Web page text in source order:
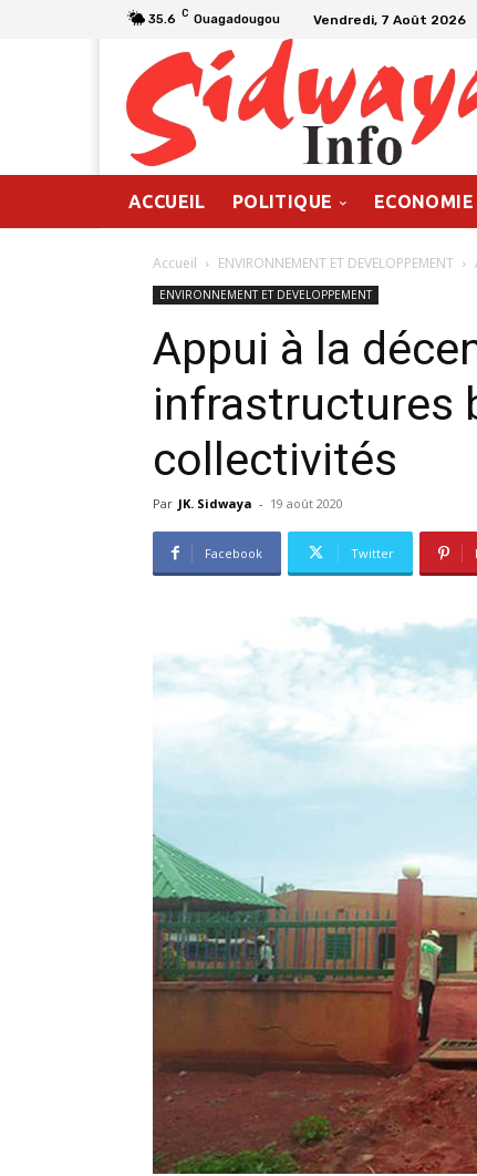
35.6 C Ouagadougou Vendredi, 7 Août 2026
ACCUEIL POLITIQUE ECONOMIE
Accueil ENVIRONNEMENT ET DEVELOPPEMENT
ENVIRONNEMENT ET DEVELOPPEMENT
Appui à la
infrastructures
collectivités
Par JK. Sidwaya - 19 août 2020
Facebook Twitter